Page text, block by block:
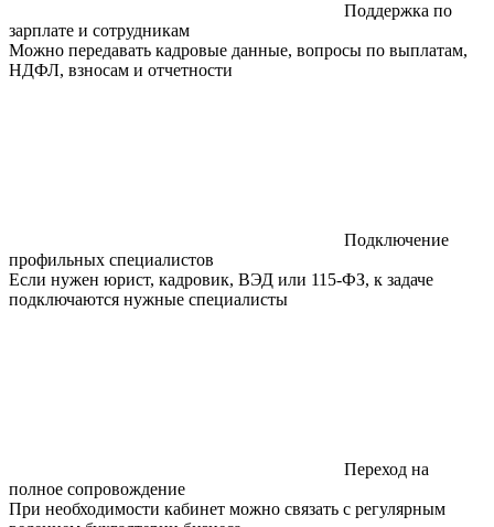
Поддержка по
зарплате и сотрудникам
Можно передавать кадровые данные, вопросы по выплатам,
НДФЛ, взносам и отчетности
Подключение
профильных специалистов
Если нужен юрист, кадровик, ВЭД или 115-ФЗ, к задаче
подключаются нужные специалисты
Переход на
полное сопровождение
При необходимости кабинет можно связать с регулярным